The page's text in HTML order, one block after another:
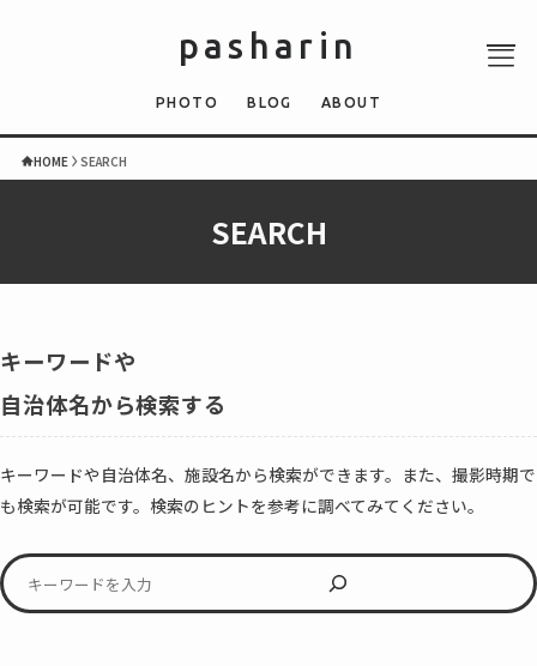
PHOTO
BLOG
NEWS
pasharin
PHOTO BLOG ABOUT
HOME SEARCH
SEARCH
キーワードや
自治体名から検索する
キーワードや自治体名、施設名から検索ができます。また、撮影時期で
も検索が可能です。検索のヒントを参考に調べてみてください。
KEYWORDS